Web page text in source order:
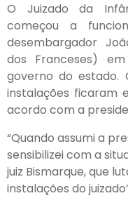
O Juizado da
começou a
desembargador
dos Franceses)
governo do estado.
instalações ficaram
acordo com a
“Quando assumi a
sensibilizei com a
juiz Bismarque, que
instalações do